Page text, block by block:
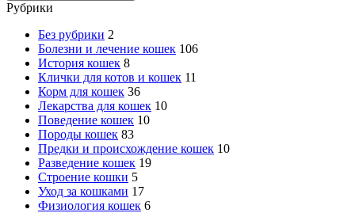
Рубрики
Без рубрики 2
Болезни и лечение кошек 106
История кошек 8
Клички для котов и кошек 11
Корм для кошек 36
Лекарства для кошек 10
Поведение кошек 10
Породы кошек 83
Предки и происхождение кошек 10
Разведение кошек 19
Строение кошки 5
Уход за кошками 17
Физиология кошек 6